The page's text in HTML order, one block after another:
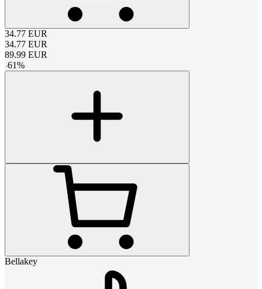
34.77 EUR
34.77 EUR
89.99 EUR
-61%
Bellakey